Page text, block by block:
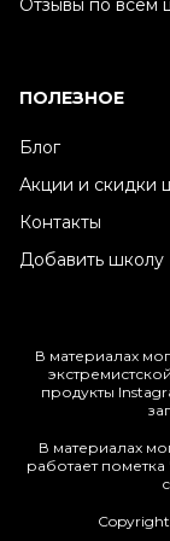
Отзывы по всем
ПОЛЕЗНОЕ
Блог
Акции и скидки
Контакты
Добавить школу
В материалах
продукты
В материалах
работает